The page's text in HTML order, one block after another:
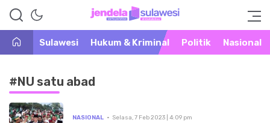
Jendela Sulawesi
Warta Peristiwa di Khatulistiwa
Sulawesi
Hukum & Kriminal Politik Nasional
#NU satu abad
NASIONAL Selasa, 7 Feb 2023 | 4:09 pm